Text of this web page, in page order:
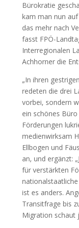
Bürokratie
kam man nun auf
das mehr nach
fasst FPÖ-
Interregionalen
Achhorner die
„In ihren
redeten die drei
vorbei, sondern
ein schönes
Förderungen
medienwirksam
Ellbogen und
an, und ergänzt:
für verstärkten
ist es anders.
Transitfrage bis
Migration schaut